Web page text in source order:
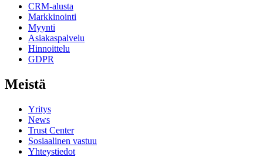
CRM-alusta
Markkinointi
Myynti
Asiakaspalvelu
Hinnoittelu
GDPR
Meistä
Yritys
News
Trust Center
Sosiaalinen vastuu
Yhteystiedot